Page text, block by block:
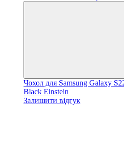
Чохол для Samsung Galaxy
Black Einstein
Залишити відгук